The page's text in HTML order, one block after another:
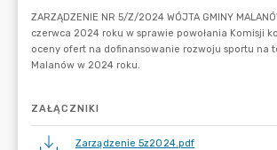
ZAŁĄCZNIKI
Zarządzenie 5z2024.pdf